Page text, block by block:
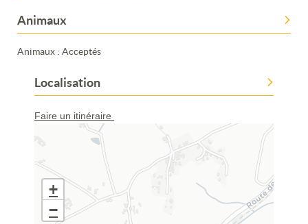
Animaux
Animaux : Acceptés
Localisation
Faire un itinéraire
+
−